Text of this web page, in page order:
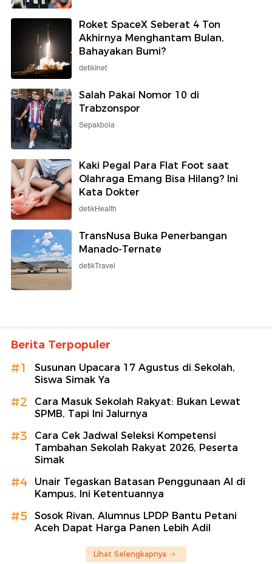
Roket SpaceX Seberat 4 Ton
Akhirnya Menghantam Bulan,
Bahayakan Bumi?
detikInet
Salah Pakai Nomor 10 di
Trabzonspor
Sepakbola
Kaki Pegal Para Flat Foot saat
Olahraga Emang Bisa Hilang? Ini
Kata Dokter
detikHealth
TransNusa Buka Penerbangan
Manado-Ternate
detikTravel
Berita Terpopuler
#1
Susunan Upacara 17 Agustus di Sekolah,
Siswa Simak Ya
#2
Cara Masuk Sekolah Rakyat: Bukan Lewat
SPMB, Tapi Ini Jalurnya
#3
Cara Cek Jadwal Seleksi Kompetensi
Tambahan Sekolah Rakyat 2026, Peserta
Simak
#4
Unair Tegaskan Batasan Penggunaan AI di
Kampus, Ini Ketentuannya
#5
Sosok Rivan, Alumnus LPDP Bantu Petani
Aceh Dapat Harga Panen Lebih Adil
Lihat Selengkapnya